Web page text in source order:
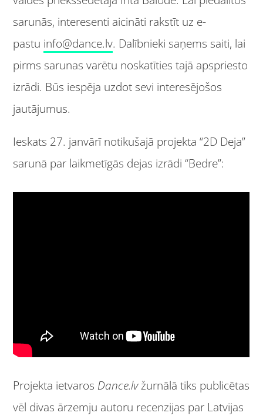
sarunās, interesenti aicināti rakstīt uz e-
pastu info@dance.lv. Dalībnieki saņems saiti, lai
pirms sarunas varētu noskatīties tajā apspriesto
izrādi. Būs iespēja uzdot sevi interesējošos
jautājumus.
Ieskats 27. janvārī notikušajā projekta “2D Deja”
sarunā par laikmetīgās dejas izrādi “Bedre”:
Projekta ietvaros Dance.lvžurnālā tiks publicētas
vēl divas ārzemju autoru recenzijas par Latvijas